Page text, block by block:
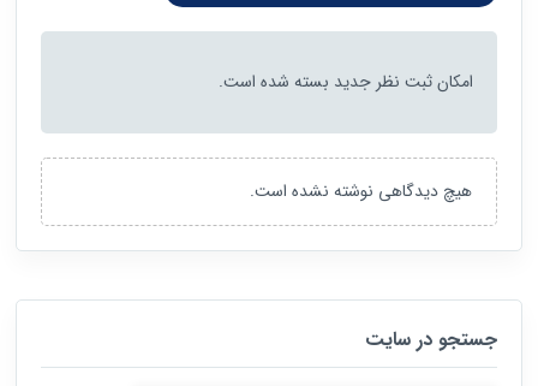
امکان ثبت نظر جدید بسته شده است.
هیچ دیدگاهی نوشته نشده است.
جستجو در سایت